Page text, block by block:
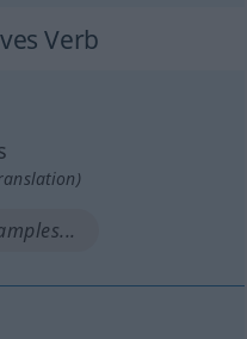
Verb